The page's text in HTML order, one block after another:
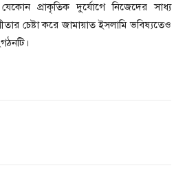
প্রাকৃতিক দুর্যোগে নিজেদের সাধ্য
চেষ্টা করে জামায়াত ইসলামি ভবিষ্যতেও